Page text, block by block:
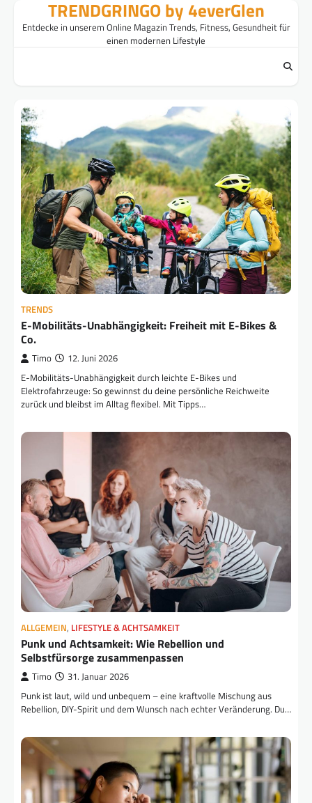
TRENDGRINGO by 4everGlen
Entdecke in unserem Online Magazin Trends, Fitness, Gesundheit für
einen modernen Lifestyle
TRENDS
E-Mobilitäts-Unabhängigkeit: Freiheit mit E-Bikes &
Co.
Timo 12. Juni 2026
E-Mobilitäts-Unabhängigkeit durch leichte E-Bikes und
Elektrofahrzeuge: So gewinnst du deine persönliche Reichweite
zurück und bleibst im Alltag flexibel. Mit Tipps…
ALLGEMEIN, LIFESTYLE & ACHTSAMKEIT
Punk und Achtsamkeit: Wie Rebellion und
Selbstfürsorge zusammenpassen
Timo 31. Januar 2026
Punk ist laut, wild und unbequem – eine kraftvolle Mischung aus
Rebellion, DIY-Spirit und dem Wunsch nach echter Veränderung. Du…